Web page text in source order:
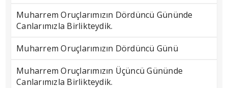
Muharrem Oruçlarımızın Dördüncü Gününde
Canlarımızla Birlikteydik.
Muharrem Oruçlarımızın Dördüncü Günü
Muharrem Oruçlarımızın Üçüncü Gününde
Canlarımızla Birlikteydik.